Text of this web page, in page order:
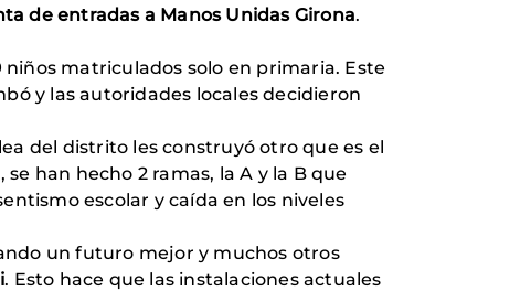
de entradas a Manos Unidas Girona.
niños matriculados solo en primaria. Este
y las autoridades locales decidieron
del distrito les construyó otro que es el
han hecho 2 ramas, la A y la B que
escolar y caída en los niveles
un futuro mejor y muchos otros
. Esto hace que las instalaciones actuales